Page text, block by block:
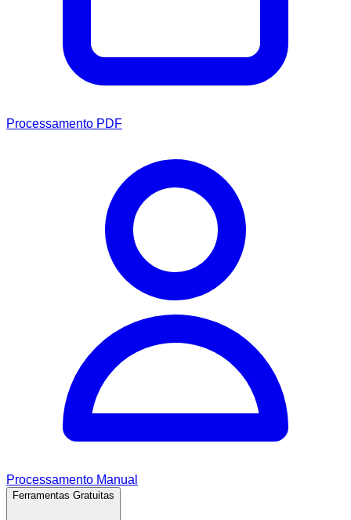
Processamento PDF
Processamento Manual
Ferramentas Gratuitas